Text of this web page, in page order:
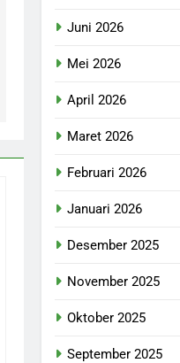
Juni 2026
Mei 2026
April 2026
Maret 2026
Februari 2026
Januari 2026
Desember 2025
November 2025
Oktober 2025
September 2025